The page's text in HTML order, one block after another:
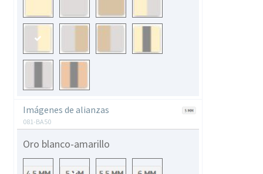
Imágenes de alianzas
081-BA50
Oro blanco-amarillo